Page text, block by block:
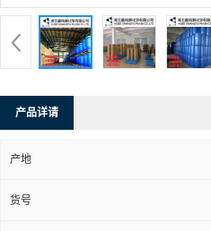
产品详请
产地
货号